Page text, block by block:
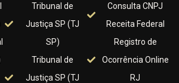
Tribunal de
Justiça SP (TJ
SP)
Tribunal de
Justiça SP (TJ
Consulta CNPJ
Receita Federal
Registro de
Ocorrência Online
RJ